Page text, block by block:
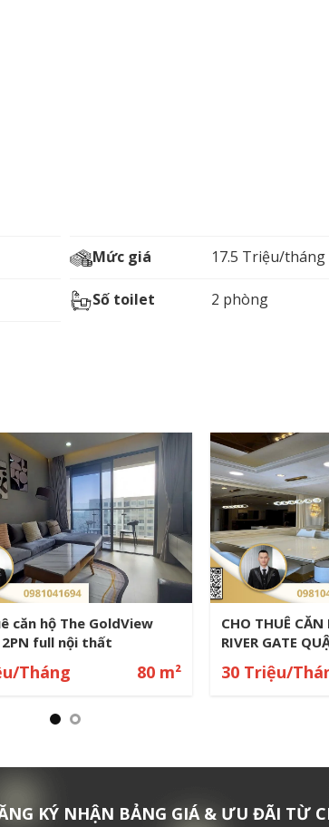
Mức giá 17.5 Triệu/tháng
Số toilet 2 phòng
View Q4 – 2PN Full Nội
Cấp – View Đẹp Trung
Tháng 100 m²
The Tresor 2PN
Nội Thất Cao
23 Triệu/
KÝ NHẬN BẢNG GIÁ & ƯU ĐÃI TỪ